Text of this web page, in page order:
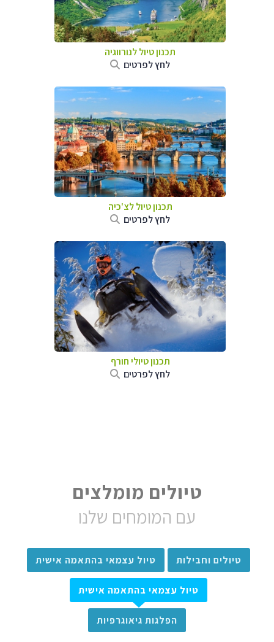
תכנון טיול לנורווגיה
לחץ לפרטים
תכנון טיול לצ'כיה
לחץ לפרטים
תכנון טיולי חורף
לחץ לפרטים
טיולים מומלצים
עם המומחים שלנו
טיולים וחבילות טיול עצמאי בהתאמה אישית
טיול עצמאי בהתאמה אישית
הפלגות גיאוגרפיות